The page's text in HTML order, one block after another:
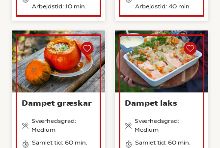
Arbejdstid: 10 min.
Arbejdstid: 40 min.
Dampet græskar
Sværhedsgrad:
Medium
Samlet tid: 60 min.
Dampet laks
Sværhedsgrad:
Medium
Samlet tid: 60 min.